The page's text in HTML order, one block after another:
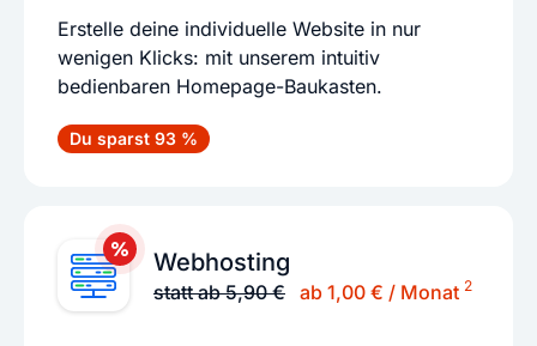
Erstelle deine individuelle Website in nur
wenigen Klicks: mit unserem intuitiv
bedienbaren Homepage-Baukasten.
Du sparst 93 %
Webhosting
statt ab 5,90 € ab 1,00 € / Monat 2